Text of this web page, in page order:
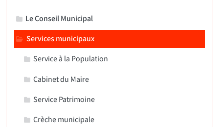
Le Conseil Municipal
Services municipaux
Service à la Population
Cabinet du Maire
Service Patrimoine
Crèche municipale